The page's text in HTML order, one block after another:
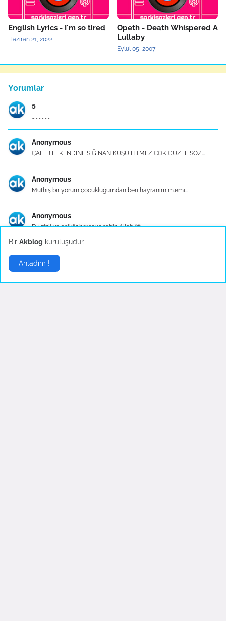
English Lyrics - I'm so tired
Haziran 21, 2022
Opeth - Death Whispered A
Lullaby
Eylül 05, 2007
Yorumlar
5
.,,,,,,,,,,,,
Anonymous
ÇALI BİLEKENDİNE SIĞINAN KUŞU İTTMEZ COK GUZEL SÖZ...
Anonymous
Müthiş bir yorum çocukluğumdan beri hayranım m.emi...
Anonymous
Ey gizli ve aşikâr herşeye tabip Allah 🩵
Mutfak Eşyaları - Konu Başlık İçerikleri 1. Mutfa...
Bir Akblog kuruluşudur.
Anladım !